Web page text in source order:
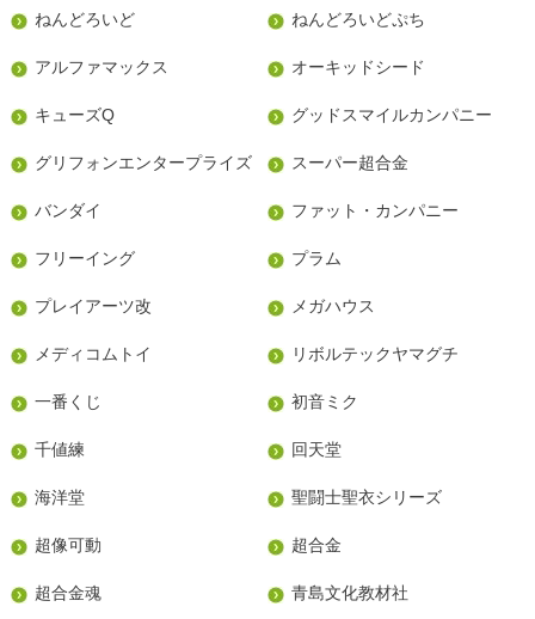
ねんどろいど ねんどろいどぷち
アルファマックス オーキッドシード
キューズQ グッドスマイルカンパニー
グリフォンエンタープライズ スーパー超合金
バンダイ ファット・カンパニー
フリーイング プラム
プレイアーツ改 メガハウス
メディコムトイ リボルテックヤマグチ
一番くじ 初音ミク
千値練 回天堂
海洋堂 聖闘士聖衣シリーズ
超像可動 超合金
超合金魂 青島文化教材社